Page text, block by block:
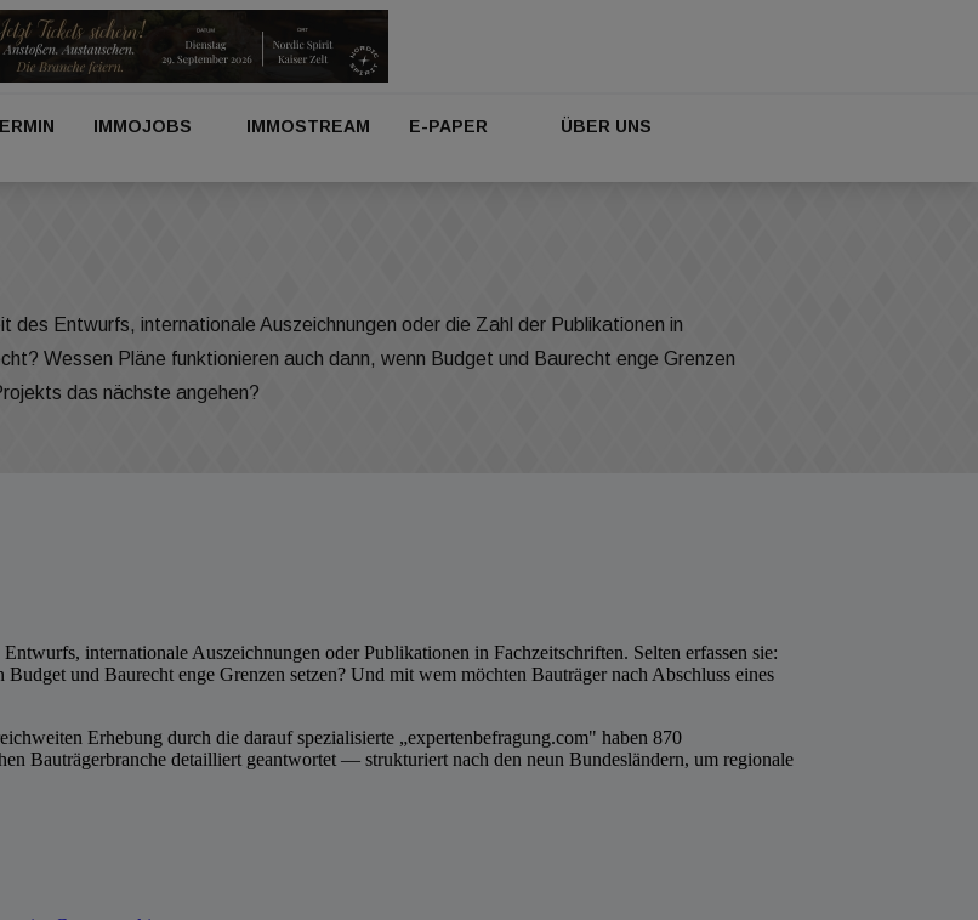
IMMOJOBS IMMOSTREAM E-PAPER ÜBER UNS
Entwurfs, internationale Auszeichnungen oder die Zahl der Publikationen in
Wessen Pläne funktionieren auch dann, wenn Budget und Baurecht enge Grenzen
das nächste angehen?